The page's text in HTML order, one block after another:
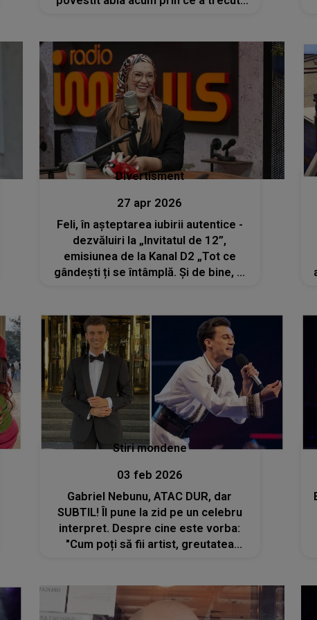
Divertisment
27 apr 2026
Feli, în așteptarea iubirii autentice -
dezvăluiri la „Invitatul de 12”,
emisiunea de la Kanal D2 „Tot ce
gândești ți se întâmplă. Și de bine, și
Stiri mondene
03 feb 2026
Gabriel Nebunu, ATAC DUR, dar
SUBTIL! Îl pune la zid pe un celebru
interpret. Despre cine este vorba:
"Cum poți să fii artist, greutatea
ranchiună?"